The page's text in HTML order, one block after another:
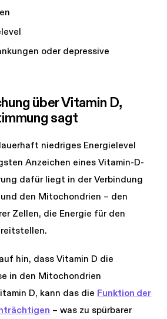
oder depressive
über Vitamin D,
sagt
niedriges Energielevel
Anzeichen eines Vitamin-D-
dafür liegt in der Verbindung
den Mitochondrien – den
Zellen, die Energie für den
hin, dass Vitamin D die
in den Mitochondrien
D, kann das die Funktion der
– was zu spürbarer